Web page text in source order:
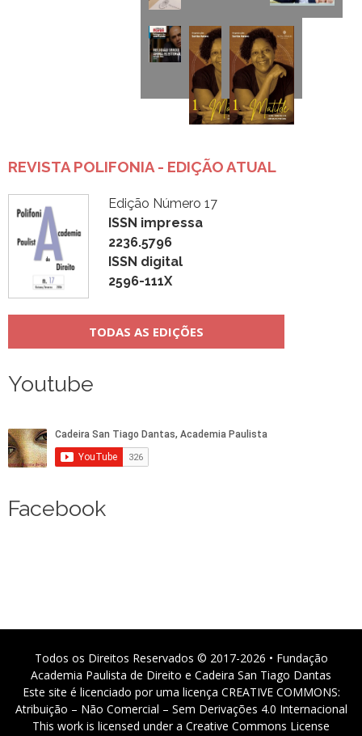
REVISTA POLIFONIA - EDIÇÃO ATUAL
Edição Número 17
ISSN impressa
2236.5796
ISSN digital
2596-111X
TODAS AS EDIÇÕES
Youtube
Facebook
Todos os Direitos Reservados © 2017-2026 • Fundação
Academia Paulista de Direito e Cadeira San Tiago Dantas
Este site é licenciado por uma licença CREATIVE COMMONS:
Atribuição – Não Comercial – Sem Derivações 4.0 Internacional
This work is licensed under a Creative Commons License